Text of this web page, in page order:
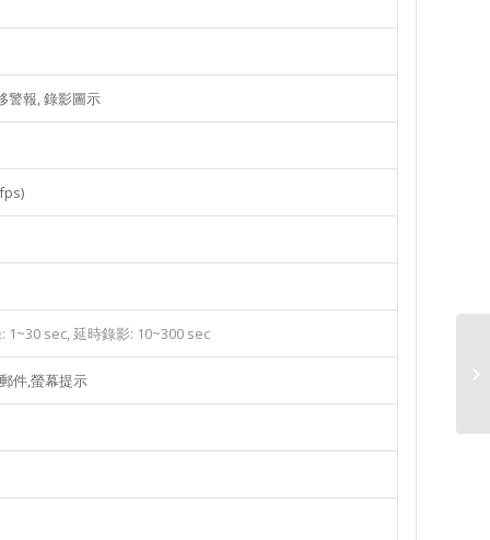
警報, 錄影圖示
1~30 sec, 延時錄影: 10~300 sec
件,螢幕提示